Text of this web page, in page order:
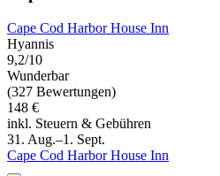
Cape Cod Harbor House Inn
Hyannis
9,2/10
Wunderbar
(327 Bewertungen)
148 €
inkl. Steuern & Gebühren
31. Aug.–1. Sept.
Cape Cod Harbor House Inn